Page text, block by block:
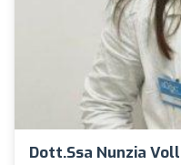
Dott.ssa Nunzia